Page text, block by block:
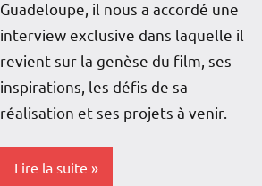
Guadeloupe, il nous a accordé une
interview exclusive dans laquelle il
revient sur la genèse du film, ses
inspirations, les défis de sa
réalisation et ses projets à venir.
Lire la suite